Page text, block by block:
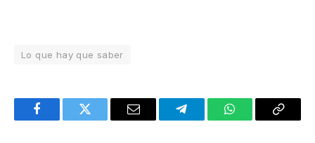
Lo que hay que saber
FacebookTwitter Email TelegramWhatsAppCopy